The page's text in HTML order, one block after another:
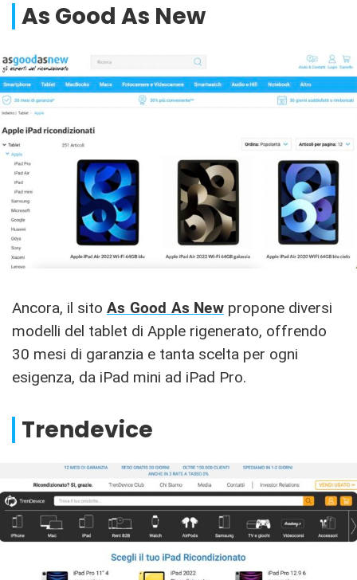
As Good As New
Ancora, il sito As Good As Newpropone diversi
modelli del tablet di Apple rigenerato, offrendo
30 mesi di garanzia e tanta scelta per ogni
esigenza, da iPad mini ad iPad Pro.
Trendevice